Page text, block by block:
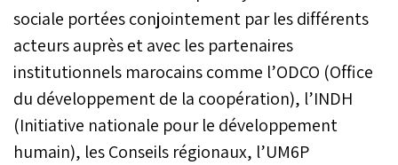
sociale portées conjointement par les différents
acteurs auprès et avec les partenaires
institutionnels marocains comme l’ODCO (Office
du développement de la coopération), l’INDH
(Initiative nationale pour le développement
humain), les Conseils régionaux, l’UM6P